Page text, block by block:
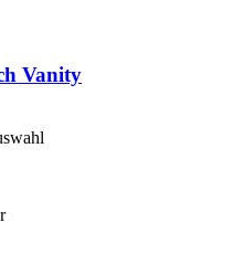
Vanity